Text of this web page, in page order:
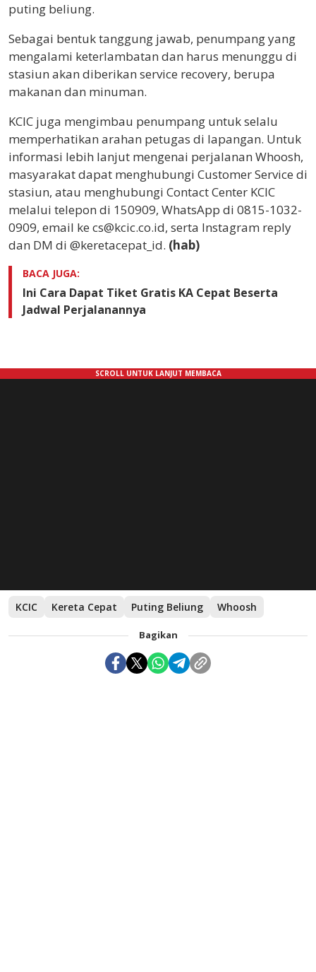
puting beliung.
Sebagai bentuk tanggung jawab, penumpang yang
mengalami keterlambatan dan harus menunggu di
stasiun akan diberikan service recovery, berupa
makanan dan minuman.
KCIC juga mengimbau penumpang untuk selalu
memperhatikan arahan petugas di lapangan. Untuk
informasi lebih lanjut mengenai perjalanan Whoosh,
masyarakat dapat menghubungi Customer Service di
stasiun, atau menghubungi Contact Center KCIC
melalui telepon di 150909, WhatsApp di 0815-1032-
0909, email ke cs@kcic.co.id, serta Instagram reply
dan DM di @keretacepat_id. (hab)
BACA JUGA:
Ini Cara Dapat Tiket Gratis KA Cepat Beserta
Jadwal Perjalanannya
KCIC Kereta Cepat Puting Beliung Whoosh
Bagikan